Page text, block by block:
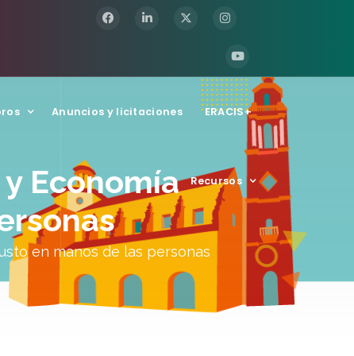
Anuncios y licitaciones ERACIS+
Recursos
Economía
en manos de las personas